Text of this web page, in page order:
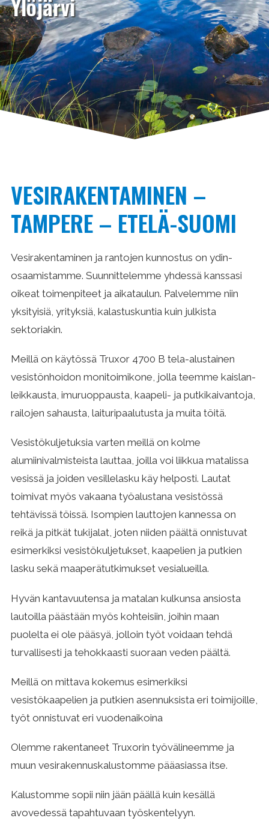
Ylöjärvi
VESIRAKENTAMINEN –
TAMPERE – ETELÄ-SUOMI
Vesirakentaminen ja ran­tojen kunnostus on ydin­
osaamis­tamme. Suunnittelemme yhdessä kanssasi
oikeat toimenpiteet ja aikataulun. Palvelemme niin
yksityi­siä, yrityksiä, kalastus­kuntia kuin julkista
sektoriakin.
Meillä on käytössä Truxor 4700 B tela-alustainen
vesistön­hoidon monitoimikone, jolla teemme kaislan­
leikkausta, imuruoppausta, kaapeli- ja putki­kaivantoja,
railojen sahausta, laituri­paalutusta ja muita töitä.
Vesistökuljetuksia varten meillä on kolme
alumiinivalmisteista lauttaa, joilla voi liikkua matalissa
vesissä ja joiden vesillelasku käy helposti. Lautat
toimivat myös vakaana työalustana vesistössä
tehtävissä töissä. Isompien lauttojen kannessa on
reikä ja pitkät tukijalat, joten niiden päältä onnistuvat
esimerkiksi vesistökuljetukset, kaapelien ja putkien
lasku sekä maaperätutkimukset vesialueilla.
Hyvän kantavuutensa ja matalan kulkunsa ansiosta
lautoilla päästään myös kohteisiin, joihin maan
puolelta ei ole pääsyä, jolloin työt voidaan tehdä
turvallisesti ja tehokkaasti suoraan veden päältä.
Meillä on mittava kokemus esimerkiksi
vesistökaapelien ja putkien asennuksista eri toimijoille,
työt onnistuvat eri vuodenaikoina
Olemme rakentaneet Truxorin työvä­lineemme ja
muun vesi­rakennus­kalustomme pääasiassa itse.
Kalustomme sopii niin jään päällä kuin kesällä
avovedessä tapahtuvaan työs­kentelyyn.